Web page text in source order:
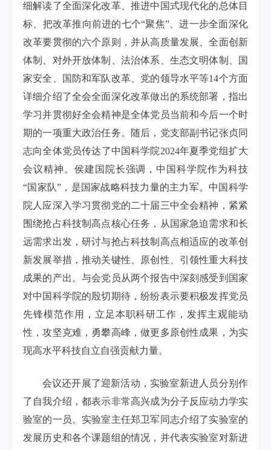
细解读了全面深化改革、推进中国式现代化的总体目
标、把改革推向前进的七个“聚焦”、进一步全面深化
改革要贯彻的六个原则，并从高质量发展、全面创新
体制、对外开放体制、法治体系、生态文明体制、国
家安全、国防和军队改革、党的领导水平等14个方面
详细介绍了全会全面深化改革做出的系统部署，指出
学习并贯彻好全会精神是全体党员当前和今后一个时
期的一项重大政治任务。随后，党支部副书记张贞同
志向全体党员传达了中国科学院2024年夏季党组扩大
会议精神。侯建国院长强调，中国科学院作为科技
“国家队”，是国家战略科技力量的主力军。中国科学
院人应深入学习贯彻党的二十届三中全会精神，紧紧
围绕抢占科技制高点核心任务，从国家急迫需求和长
远需求出发，研讨与抢占科技制高点相适应的改革创
新发展举措，推动关键性、原创性、引领性重大科技
成果的产出。与会党员从两个报告中深刻感受到国家
对中国科学院的殷切期待，纷纷表示要积极发挥党员
先锋模范作用，立足本职科研工作，发挥主观能动
性，攻坚克难，勇攀高峰，做更多原创性成果，为实
现高水平科技自立自强贡献力量。
会议还开展了迎新活动， 实验室新进人员分别作
了自我介绍，都表示非常高兴成为分子反应动力学实
验室的一员。实验室主任郑卫军同志介绍了实验室的
发展历史和各个课题组的情况，并代表实验室对新进